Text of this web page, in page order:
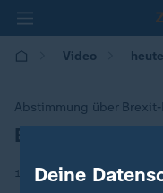
Video heute
Abstimmung über Brexit-
:Entscheidung
19.10.2019 | 08:41
Deine